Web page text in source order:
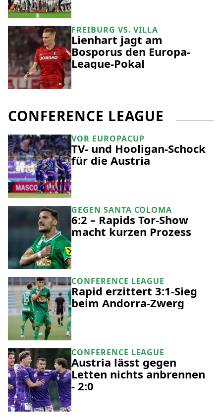
FREIBURG VS. VILLA
Lienhart jagt am
Bosporus den Europa-
League-Pokal
CONFERENCE LEAGUE
VOR EUROPACUP
TV- und Hooligan-Schock
für die Austria
GEGEN SANTA COLOMA
6:2 – Rapids Tor-Show
macht kurzen Prozess
CONFERENCE LEAGUE
Rapid erzittert 3:1-Sieg
beim Andorra-Zwerg
CONFERENCE LEAGUE
Austria lässt gegen
Letten nichts anbrennen
- 2:0